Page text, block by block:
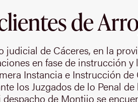
de
de Cáceres, en la
en fase de instrucción
Instancia e Instrucción
los Juzgados de lo Penal
de Montijo se